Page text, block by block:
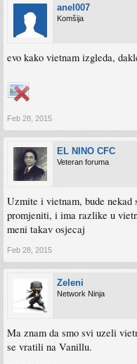
anel007
Komšija
evo kako vietnam izgleda,
Feb 28, 2015
EL NINO CFC
Veteran foruma
Uzmite i vietnam, bude nekad
promjeniti, i ima razlike u
meni takav osjecaj
Feb 28, 2015
Zeleni
Network Ninja
Ma znam da smo svi uzeli
se vratili na Vanillu.